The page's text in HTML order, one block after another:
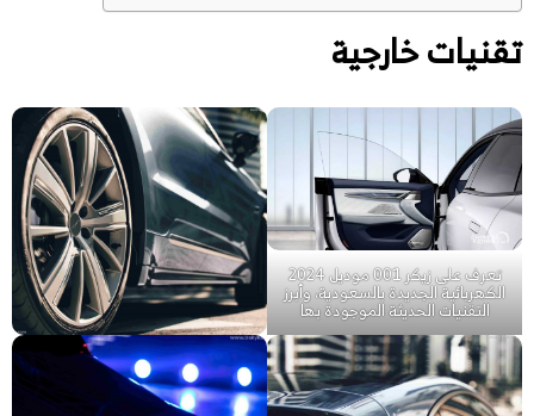
تقنيات خارجية
تعرف على زيكر 001 موديل 2024
الكهربائية الجديدة بالسعودية، وأبرز
التقنيات الحديثة الموجودة بها